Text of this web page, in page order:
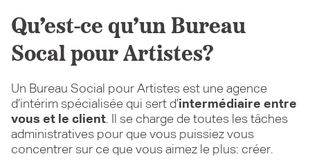
Qu’est-ce qu’un Bureau
Socal pour Artistes?
Un Bureau Social pour Artistes est une agence
d’intérim spécialisée qui sert d’intermédiaire entre
vous et le client. Il se charge de toutes les tâches
administratives pour que vous puissiez vous
concentrer sur ce que vous aimez le plus: créer.